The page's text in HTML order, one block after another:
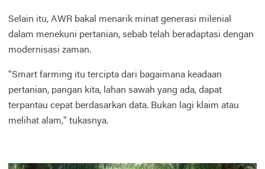
Selain itu, AWR bakal menarik minat generasi milenial
dalam menekuni pertanian, sebab telah beradaptasi dengan
modernisasi zaman.
"Smart farming itu tercipta dari bagaimana keadaan
pertanian, pangan kita, lahan sawah yang ada, dapat
terpantau cepat berdasarkan data. Bukan lagi klaim atau
melihat alam," tukasnya.